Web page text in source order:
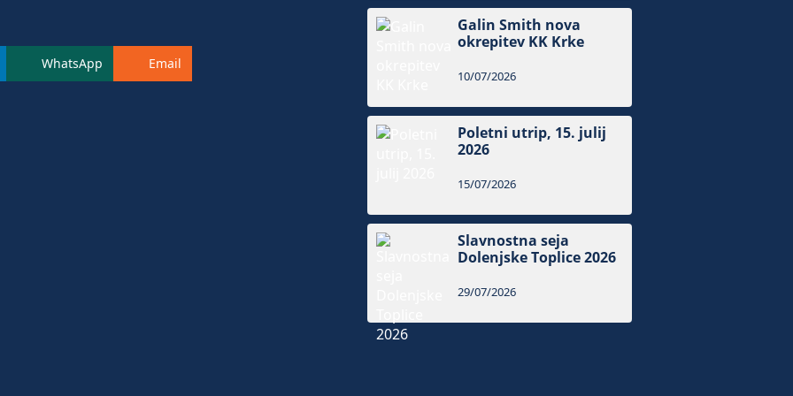
WhatsApp Email
Galin Smith nova
okrepitev KK Krke
10/07/2026
Poletni utrip, 15. julij
2026
15/07/2026
Slavnostna seja
Dolenjske Toplice 2026
29/07/2026